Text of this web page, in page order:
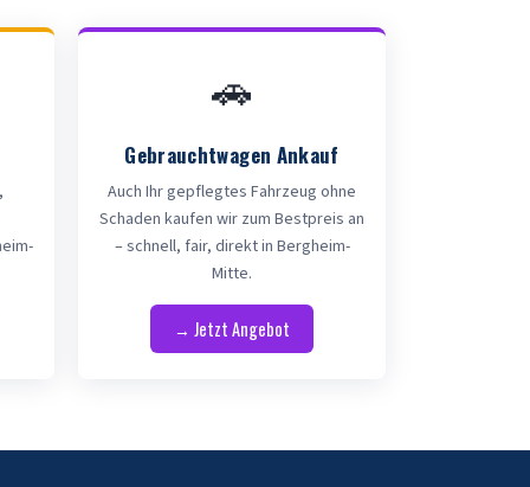
🚗
Gebrauchtwagen Ankauf
Auch Ihr gepflegtes Fahrzeug ohne
Schaden kaufen wir zum Bestpreis an
– schnell, fair, direkt in Bergheim-
Mitte.
→ Jetzt Angebot